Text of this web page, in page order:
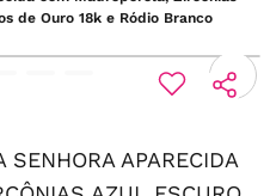
de Ouro 18k e Ródio Branco
APARECIDA